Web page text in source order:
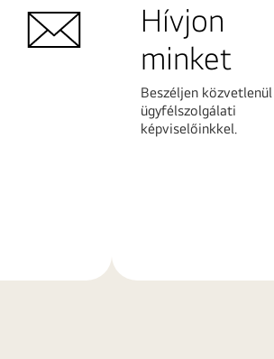
Hívjon
minket
Beszéljen közvetlenül
ügyfélszolgálati
képviselőinkkel.